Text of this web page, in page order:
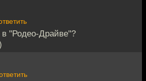
в "Родео-Драйве"?